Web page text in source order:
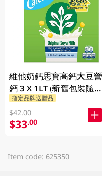
維他奶鈣思寶高鈣大豆營
鈣 3 X 1LT (新舊包裝隨機
發貨)
指定品牌送贈品
$42.00
$33.00
Item code: 625350